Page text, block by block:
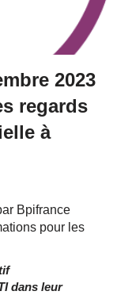
2023
regards
à
Bpifrance
pour les
dans leur